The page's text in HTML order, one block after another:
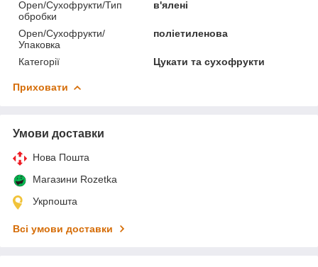
Open/Сухофрукти/Тип
обробки
в'ялені
Open/Сухофрукти/
Упаковка
поліетиленова
Категорії Цукати та сухофрукти
Приховати
Умови доставки
Нова Пошта
Магазини Rozetka
Укрпошта
Всі умови доставки